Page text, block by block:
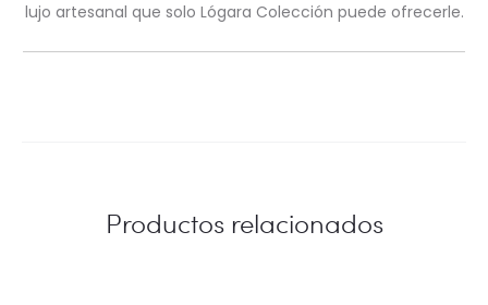
lujo artesanal que solo Lógara Colección puede ofrecerle.
Productos relacionados